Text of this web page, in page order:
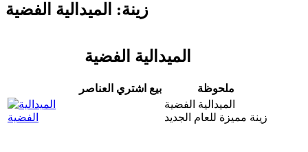
زينة: الميدالية الفضية
الميدالية الفضية
اشتري العناصر بيع
ملحوظة
الميدالية الفضية
زينة مميزة للعام الجديد